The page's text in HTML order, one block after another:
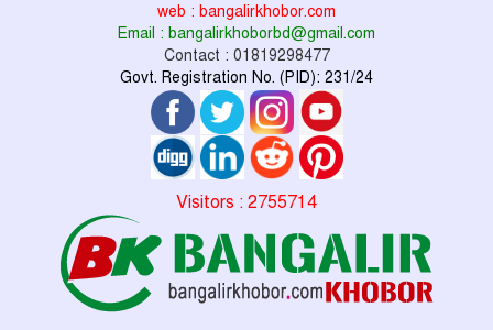
web : bangalirkhobor.com
Email : bangalirkhoborbd@gmail.com
Contact : 01819298477
Govt. Registration No. (PID): 231/24
Visitors : 2755714